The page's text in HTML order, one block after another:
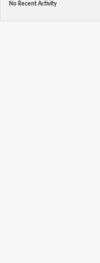
No Recent Activity